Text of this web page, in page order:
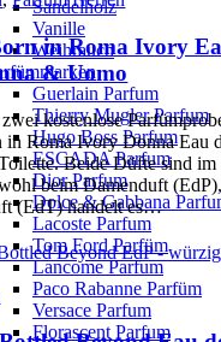
Sandelholz
Vanille
Weihrauch
Guerlain Parfum
Thierry Mugler Parfum
Hugo Boss Parfum
ESCADA Parfum
Dior Parfum
Dolce & Gabbana
Lacoste Parfum
Tom Ford Parfüm
Lancome Parfum
Paco Rabanne Parfüm
Versace Parfum
Florascent Parfum
in Roma Ivory
& Uomo
kostenlose
in Roma Ivory Donna Eau
Beide Düfte sind im
beim Damenduft
(EdT) handelt es…